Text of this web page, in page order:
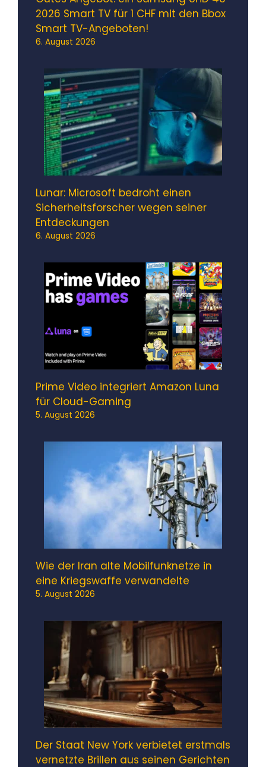
2026 Smart TV für 1 CHF mit den Bbox
Smart TV-Angeboten!
6. August 2026
Lunar: Microsoft bedroht einen
Sicherheitsforscher wegen seiner
Entdeckungen
6. August 2026
Prime Video integriert Amazon Luna
für Cloud-Gaming
5. August 2026
Wie der Iran alte Mobilfunknetze in
eine Kriegswaffe verwandelte
5. August 2026
Der Staat New York verbietet erstmals
vernetzte Brillen aus seinen Gerichten